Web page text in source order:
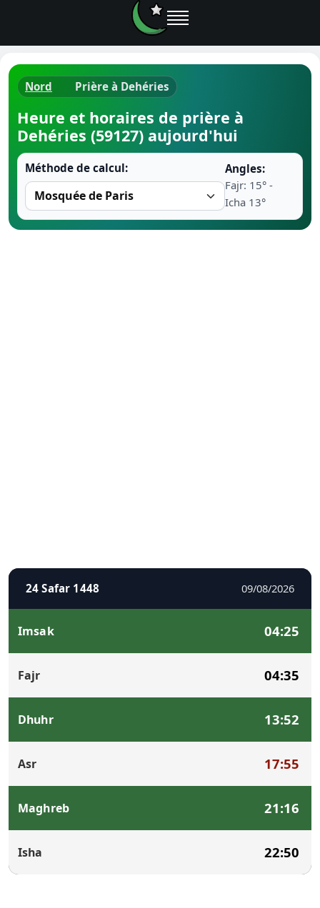
Ramadan
Nord Prière à Dehéries
Heure et horaires de prière à
Dehéries (59127) aujourd'hui
Méthode de calcul:
Angles:
Fajr: 15° -
Icha 13°
24 Safar 1448 09/08/2026
Imsak 04:25
Fajr 04:35
Dhuhr 13:52
Asr 17:55
Maghreb 21:16
Isha 22:50